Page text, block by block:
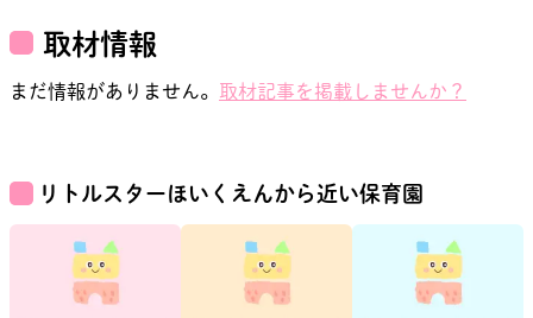
取材情報
まだ情報がありません。 取材記事を掲載しませんか？
リトルスターほいくえんから近い保育園